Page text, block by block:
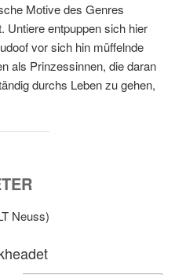
Motive des Genres
Untiere entpuppen sich hier
vor sich hin müffelnde
als Prinzessinnen, die daran
durchs Leben zu gehen,
Neuss)